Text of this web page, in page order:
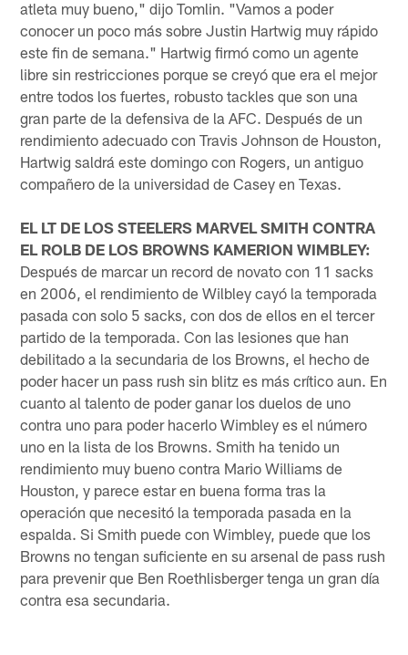
atleta muy bueno," dijo Tomlin. "Vamos a poder
conocer un poco más sobre Justin Hartwig muy rápido
este fin de semana." Hartwig firmó como un agente
libre sin restricciones porque se creyó que era el mejor
entre todos los fuertes, robusto tackles que son una
gran parte de la defensiva de la AFC. Después de un
rendimiento adecuado con Travis Johnson de Houston,
Hartwig saldrá este domingo con Rogers, un antiguo
compañero de la universidad de Casey en Texas.
EL LT DE LOS STEELERS MARVEL SMITH CONTRA
EL ROLB DE LOS BROWNS KAMERION WIMBLEY:
Después de marcar un record de novato con 11 sacks
en 2006, el rendimiento de Wilbley cayó la temporada
pasada con solo 5 sacks, con dos de ellos en el tercer
partido de la temporada. Con las lesiones que han
debilitado a la secundaria de los Browns, el hecho de
poder hacer un pass rush sin blitz es más crítico aun. En
cuanto al talento de poder ganar los duelos de uno
contra uno para poder hacerlo Wimbley es el número
uno en la lista de los Browns. Smith ha tenido un
rendimiento muy bueno contra Mario Williams de
Houston, y parece estar en buena forma tras la
operación que necesitó la temporada pasada en la
espalda. Si Smith puede con Wimbley, puede que los
Browns no tengan suficiente en su arsenal de pass rush
para prevenir que Ben Roethlisberger tenga un gran día
contra esa secundaria.